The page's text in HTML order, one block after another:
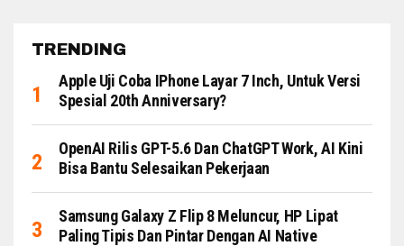
TRENDING
Apple Uji Coba IPhone Layar 7 Inch, Untuk Versi
Spesial 20th Anniversary?
OpenAI Rilis GPT-5.6 Dan ChatGPT Work, AI Kini
Bisa Bantu Selesaikan Pekerjaan
Samsung Galaxy Z Flip 8 Meluncur, HP Lipat
Paling Tipis Dan Pintar Dengan AI Native